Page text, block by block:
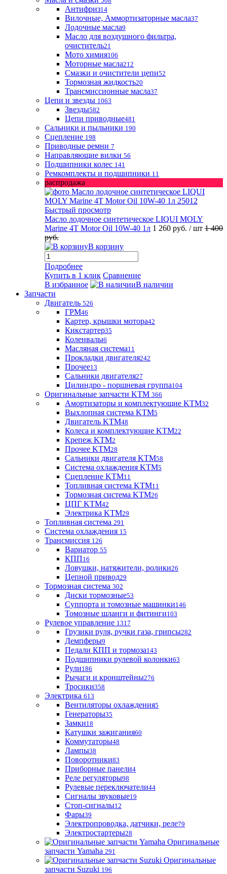
Антифриз14
Вилочные, Аммортизаторные масла37
Лодочные масла9
Масло для воздушного фильтра,
очиститель21
Мото химия106
Моторные масла212
Смазки и очистители цепи52
Тормозная жидкость20
Трансмиссионные масла37
Цепи и звезды 1063
Звезды582
Цепи приводные481
Сальники и пыльники 190
Сцепление 198
Приводные ремни 7
Направляющие вилки 56
Подшипники колес 141
Ремкомплекты и подшипники 11
распродажа
Быстрый просмотр
Масло лодочное синтетическое LIQUI MOLY
Marine 4T Motor Oil 10W-40 1л 1 260 руб. / шт 1 400
руб.
В корзину
Подробнее
Купить в 1 клик Сравнение
В избранное
В наличии
Запчасти
Двигатель 526
ГРМ46
Картер, крышки мотора42
Кикстартер35
Коленвалы6
Масляная система11
Прокладки двигателя242
Прочее13
Сальники двигателя27
Цилиндро - поршневая группа104
Оригинальные запчасти KTM 366
Амортизаторы и комплектующие KTM32
Выхлопная система KTM5
Двигатель KTM48
Колеса и комплектующие KTM22
Крепеж KTM2
Прочее KTM28
Сальники двигателя KTM58
Система охлаждения KTM5
Сцепление KTM11
Топливная система KTM11
Тормозная система KTM26
ЦПГ KTM42
Электрика KTM29
Топливная система 291
Система охлаждения 15
Трансмиссия 126
Вариатор 55
КПП16
Ловушки, натяжители, ролики26
Цепной привод29
Тормозная система 302
Диски тормозные53
Суппорта и томозные машинки146
Томозные шланги и фитинги103
Рулевое управление 1317
Грузики руля, ручки газа, грипсы282
Демпферы9
Педали КПП и тормоза143
Подшипники рулевой колонки63
Рули186
Рычаги и кронштейны276
Тросики358
Электрика 613
Вентиляторы охлаждения5
Генераторы35
Замки18
Катушки зажигания60
Коммутаторы48
Лампы38
Поворотники83
Приборные панели4
Реле регуляторы98
Рулевые переключатели44
Сигналы звуковые19
Стоп-сигналы12
Фары39
Электропроводка, датчики, реле79
Электростартеры28
Оригинальные
запчасти Yamaha 291
Оригинальные
запчасти Suzuki 196